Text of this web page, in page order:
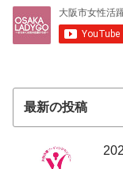
最新の投稿